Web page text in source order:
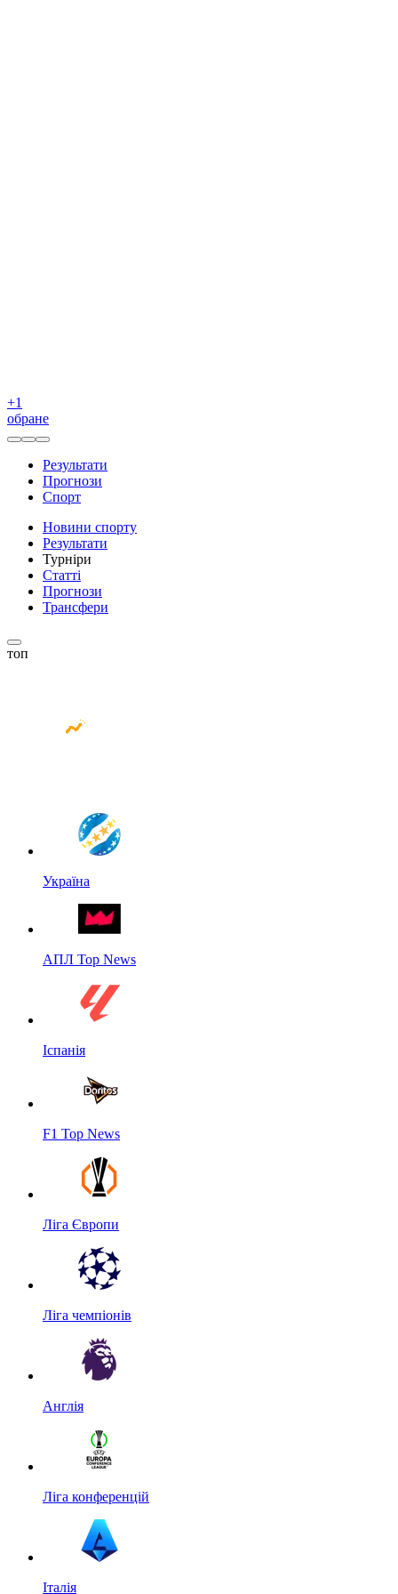
+1
обране
Результати
Прогнози
Спорт
Новини спорту
Результати
Турніри
Статті
Прогнози
Трансфери
топ
Україна
АПЛ Top News
Іспанія
F1 Top News
Ліга Європи
Ліга чемпіонів
Англія
Ліга конференцій
Італія